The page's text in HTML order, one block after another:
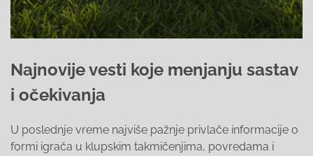
Najnovije vesti koje menjanju sastav
i očekivanja
U poslednje vreme najviše pažnje privlače informacije o
formi igrača u klupskim takmičenjima, povredama i